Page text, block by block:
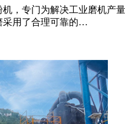
，专门为解决工业磨机产
采用了合理可靠的…